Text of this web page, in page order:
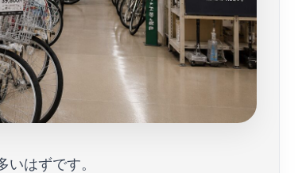
はずです。